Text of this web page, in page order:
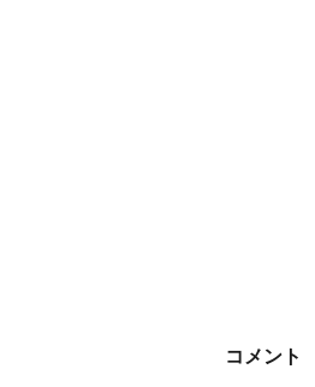
コメント